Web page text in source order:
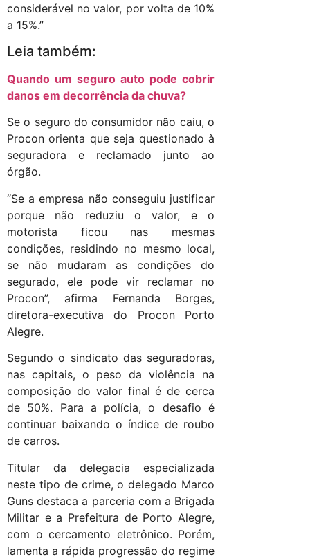
considerável no valor, por volta de 10%
a 15%.”
Leia também:
Quando um seguro auto pode cobrir
danos em decorrência da chuva?
Se o seguro do consumidor não caiu, o
Procon orienta que seja questionado à
seguradora e reclamado junto ao
órgão.
“Se a empresa não conseguiu justificar
porque não reduziu o valor, e o
motorista ficou nas mesmas
condições, residindo no mesmo local,
se não mudaram as condições do
segurado, ele pode vir reclamar no
Procon”, afirma Fernanda Borges,
diretora-executiva do Procon Porto
Alegre.
Segundo o sindicato das seguradoras,
nas capitais, o peso da violência na
composição do valor final é de cerca
de 50%. Para a polícia, o desafio é
continuar baixando o índice de roubo
de carros.
Titular da delegacia especializada
neste tipo de crime, o delegado Marco
Guns destaca a parceria com a Brigada
Militar e a Prefeitura de Porto Alegre,
com o cercamento eletrônico. Porém,
lamenta a rápida progressão do regime